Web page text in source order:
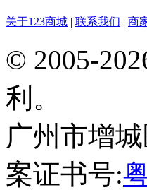
关于123商城 | 联系我们 | 商
© 2005-
利。
广州市增
案证书号: